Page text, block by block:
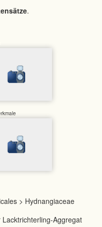
.
> Hydnangiaceae
Lacktrichterling-Aggregat